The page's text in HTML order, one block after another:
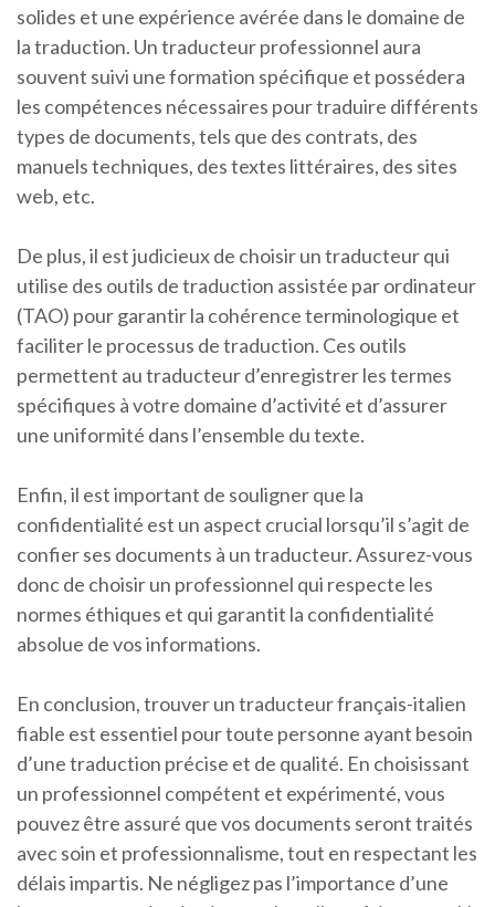
solides et une expérience avérée dans le domaine de
la traduction. Un traducteur professionnel aura
souvent suivi une formation spécifique et possédera
les compétences nécessaires pour traduire différents
types de documents, tels que des contrats, des
manuels techniques, des textes littéraires, des sites
web, etc.
De plus, il est judicieux de choisir un traducteur qui
utilise des outils de traduction assistée par ordinateur
(TAO) pour garantir la cohérence terminologique et
faciliter le processus de traduction. Ces outils
permettent au traducteur d’enregistrer les termes
spécifiques à votre domaine d’activité et d’assurer
une uniformité dans l’ensemble du texte.
Enfin, il est important de souligner que la
confidentialité est un aspect crucial lorsqu’il s’agit de
confier ses documents à un traducteur. Assurez-vous
donc de choisir un professionnel qui respecte les
normes éthiques et qui garantit la confidentialité
absolue de vos informations.
En conclusion, trouver un traducteur français-italien
fiable est essentiel pour toute personne ayant besoin
d’une traduction précise et de qualité. En choisissant
un professionnel compétent et expérimenté, vous
pouvez être assuré que vos documents seront traités
avec soin et professionnalisme, tout en respectant les
délais impartis. Ne négligez pas l’importance d’une